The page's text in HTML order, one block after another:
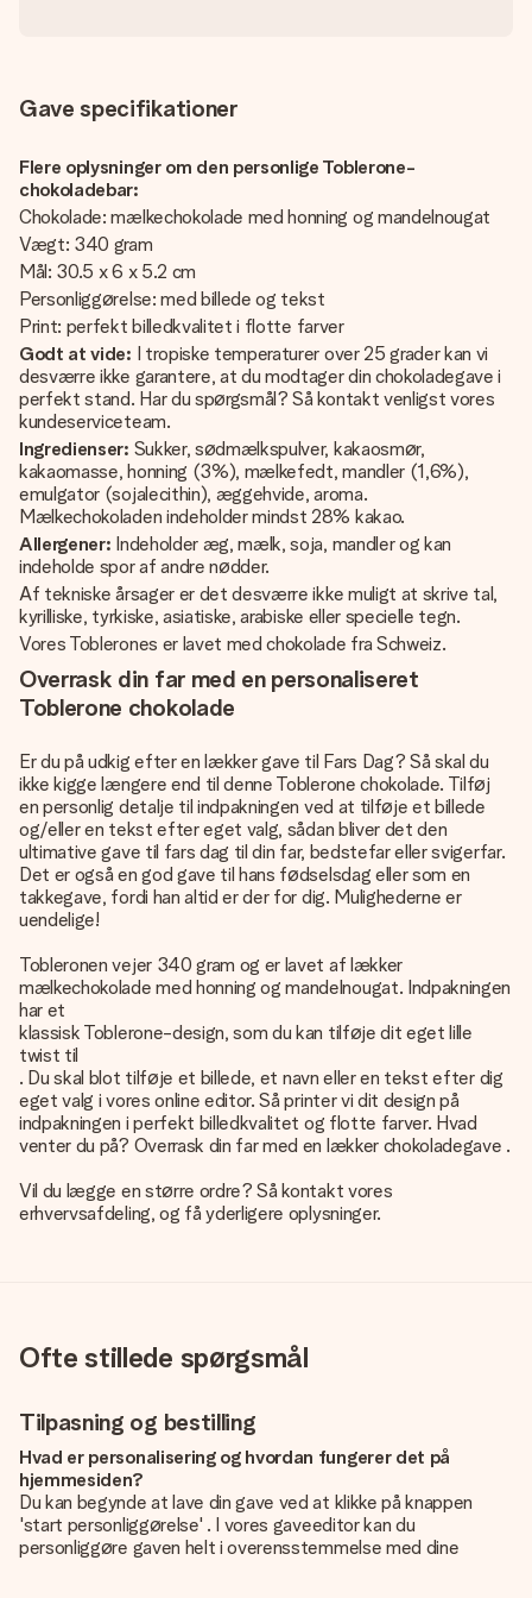
Gave specifikationer
Flere oplysninger om den personlige Toblerone-
chokoladebar:
Chokolade: mælkechokolade med honning og mandelnougat
Vægt: 340 gram
Mål: 30.5 x 6 x 5.2 cm
Personliggørelse: med billede og tekst
Print: perfekt billedkvalitet i flotte farver
Godt at vide: I tropiske temperaturer over 25 grader kan vi
desværre ikke garantere, at du modtager din chokoladegave i
perfekt stand. Har du spørgsmål? Så kontakt venligst vores
kundeserviceteam.
Ingredienser: Sukker, sødmælkspulver, kakaosmør,
kakaomasse, honning (3%), mælkefedt, mandler (1,6%),
emulgator (sojalecithin), æggehvide, aroma.
Mælkechokoladen indeholder mindst 28% kakao.
Allergener: Indeholder æg, mælk, soja, mandler og kan
indeholde spor af andre nødder.
Af tekniske årsager er det desværre ikke muligt at skrive tal,
kyrilliske, tyrkiske, asiatiske, arabiske eller specielle tegn.
Vores Toblerones er lavet med chokolade fra Schweiz.
Overrask din far med en personaliseret
Toblerone chokolade
Er du på udkig efter en lækker gave til Fars Dag? Så skal du
ikke kigge længere end til denne Toblerone chokolade. Tilføj
en personlig detalje til indpakningen ved at tilføje et billede
og/eller en tekst efter eget valg, sådan bliver det den
ultimative gave til fars dag til din far, bedstefar eller svigerfar.
Det er også en god gave til hans fødselsdag eller som en
takkegave, fordi han altid er der for dig. Mulighederne er
uendelige!
Tobleronen vejer 340 gram og er lavet af lækker
mælkechokolade med honning og mandelnougat. Indpakningen
har et
klassisk Toblerone-design, som du kan tilføje dit eget lille
twist til
. Du skal blot tilføje et billede, et navn eller en tekst efter dig
eget valg i vores online editor. Så printer vi dit design på
indpakningen i perfekt billedkvalitet og flotte farver. Hvad
venter du på? Overrask din far med en lækker chokoladegave .
Vil du lægge en større ordre? Så kontakt vores
erhvervsafdeling, og få yderligere oplysninger.
Ofte stillede spørgsmål
Tilpasning og bestilling
Hvad er personalisering og hvordan fungerer det på
hjemmesiden?
Du kan begynde at lave din gave ved at klikke på knappen
'start personliggørelse' . I vores gaveeditor kan du
personliggøre gaven helt i overensstemmelse med dine